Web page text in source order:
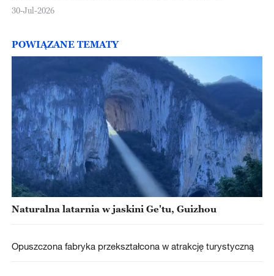
30-Jul-2026
POWIĄZANE TEMATY
Naturalna latarnia w jaskini Ge'tu, Guizhou
Opuszczona fabryka przekształcona w atrakcję turystyczną